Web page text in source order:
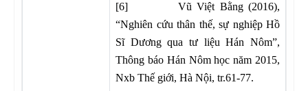
[6] Vũ Việt Bằng (2016),
“Nghiên cứu thân thế, sự nghiệp Hồ
Sĩ Dương qua tư liệu Hán Nôm”,
Thông báo Hán Nôm học năm 2015,
Nxb Thế giới, Hà Nội, tr.61-77.